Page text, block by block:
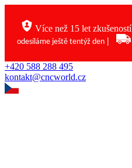
Více než 15 let zkušeností
odesíláme ještě tentýž den |
+420 588 288 495
kontakt@cncworld.cz